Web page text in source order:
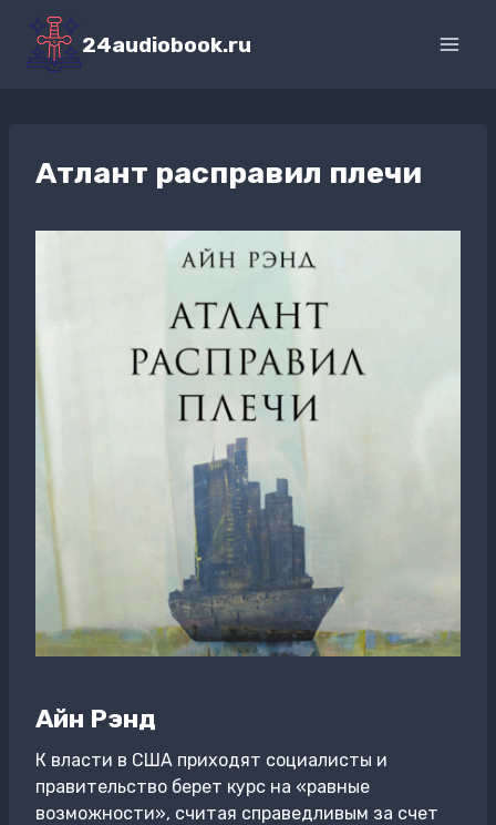
Перейти
содержимому
24audiobook.ru
Атлант расправил плечи
Айн Рэнд
К власти в США приходят социалисты и
правительство берет курс на «равные
возможности», считая справедливым за счет